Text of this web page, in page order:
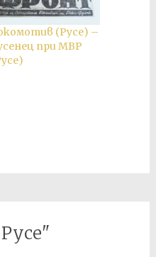
(Русе) –
при МВР